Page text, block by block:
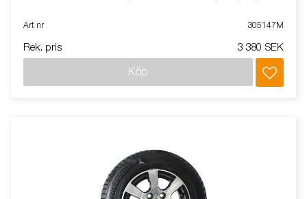
Art nr 305147M
Rek. pris 3 380 SEK
Köp